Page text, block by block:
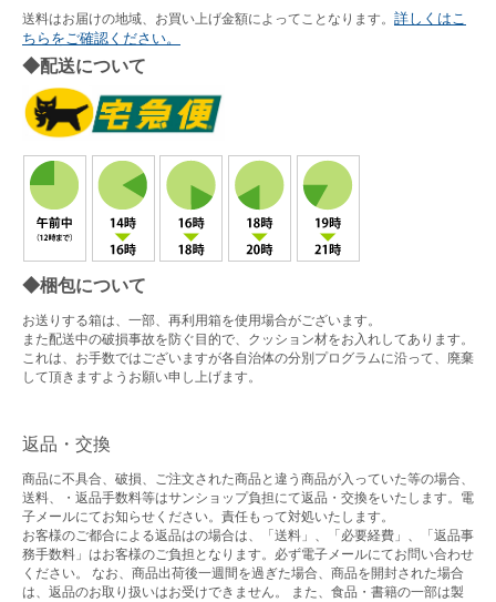
送料はお届けの地域、お買い上げ金額によってことなります。 詳しくはこ
ちらをご確認ください。
◆配送について
◆梱包について
お送りする箱は、一部、再利用箱を使用場合がございます。
また配送中の破損事故を防ぐ目的で、クッション材をお入れしてあります。
これは、お手数ではございますが各自治体の分別プログラムに沿って、廃棄
して頂きますようお願い申し上げます。
返品・交換
商品に不具合、破損、ご注文された商品と違う商品が入っていた等の場合、
送料、・返品手数料等はサンショップ負担にて返品・交換をいたします。電
子メールにてお知らせください。責任もって対処いたします。
お客様のご都合による返品はの場合は、「送料」、「必要経費」、「返品事
務手数料」はお客様のご負担となります。必ず電子メールにてお問い合わせ
ください。 なお、商品出荷後一週間を過ぎた場合、商品を開封された場合
は、返品のお取り扱いはお受けできません。 また、食品・書籍の一部は製